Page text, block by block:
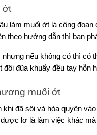
ớt
làm muối ớt là công đoạn
theo hướng dẫn thì bạn
nếu không có thì có
đũa khuấy đều tay
muối ớt
khi đã sôi và hòa quyện
lơ là làm việc khác